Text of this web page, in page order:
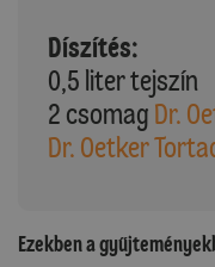
Díszítés:
0,5 liter tejszín
2 csomag Dr.
Dr. Oetker
Ezekben a